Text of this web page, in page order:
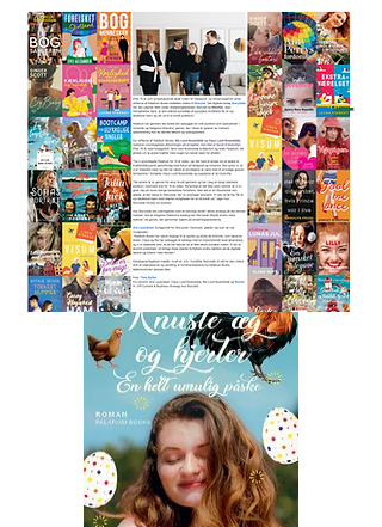
Knuste æg og hjerter -
en helt umulig påske
Maria Ernestam